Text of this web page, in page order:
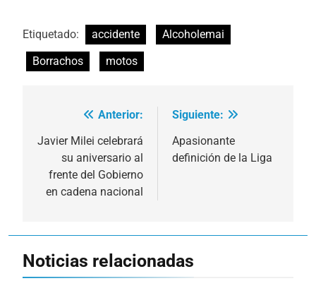
Etiquetado: accidente
Alcoholemai
Borrachos
motos
Navegación
de
entradas
Anterior:
Javier Milei celebrará
su aniversario al
frente del Gobierno
en cadena nacional
Siguiente:
Apasionante
definición de la Liga
Noticias relacionadas